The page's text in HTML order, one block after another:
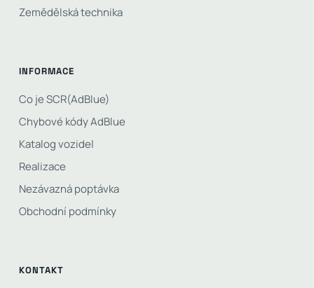
Zemědělská technika
INFORMACE
Co je SCR(AdBlue)
Chybové kódy AdBlue
Katalog vozidel
Realizace
Nezávazná poptávka
Obchodní podmínky
KONTAKT